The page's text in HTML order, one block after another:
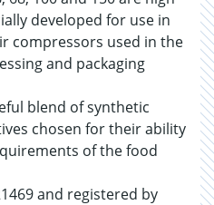
developed for use in
compressors used in the
and packaging
blend of synthetic
chosen for their ability
of the food
and registered by